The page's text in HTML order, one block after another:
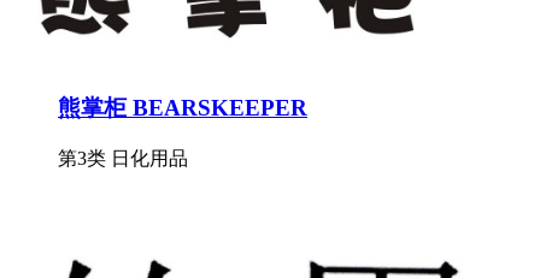
熊掌柜 BEARSKEEPER
第3类 日化用品